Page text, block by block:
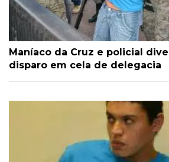
Maníaco da Cruz e policial
disparo em cela de delegacia